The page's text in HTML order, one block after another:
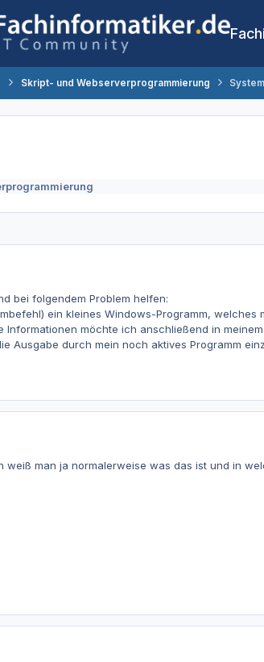
Skript- und Webserverprogrammierung
bei folgendem Problem helfen:
ein kleines Windows-Programm,
Informationen möchte ich anschließend in
Ausgabe durch mein noch aktives Programm
man ja normalerweise was das ist und in